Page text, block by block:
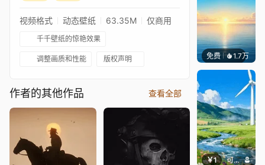
视频格式 动态壁纸 63.35M 仅商用
千千壁纸的惊艳效果
调整画质和性能 版权声明
作者的其他作品 查看全部
免费 1.7万Ruth
￥1 可可爱壁纸